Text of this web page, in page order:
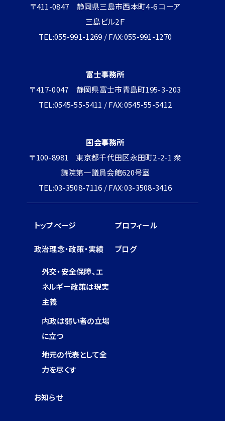
〒411-0847 静岡県三島市西本町4-6 コーア
三島ビル2Ｆ
TEL:055-991-1269 / FAX:055-991-1270
富士事務所
〒417-0047 静岡県富士市青島町195-3-203
TEL:0545-55-5411 / FAX:0545-55-5412
国会事務所
〒100-8981 東京都千代田区永田町2-2-1 衆
議院第一議員会館620号室
TEL:03-3508-7116 / FAX:03-3508-3416
トップページ プロフィール
政治理念・政策・実績
外交・安全保障、エ
ネルギー政策は現実
主義
内政は弱い者の立場
に立つ
地元の代表として全
力を尽くす
ブログ
お知らせ